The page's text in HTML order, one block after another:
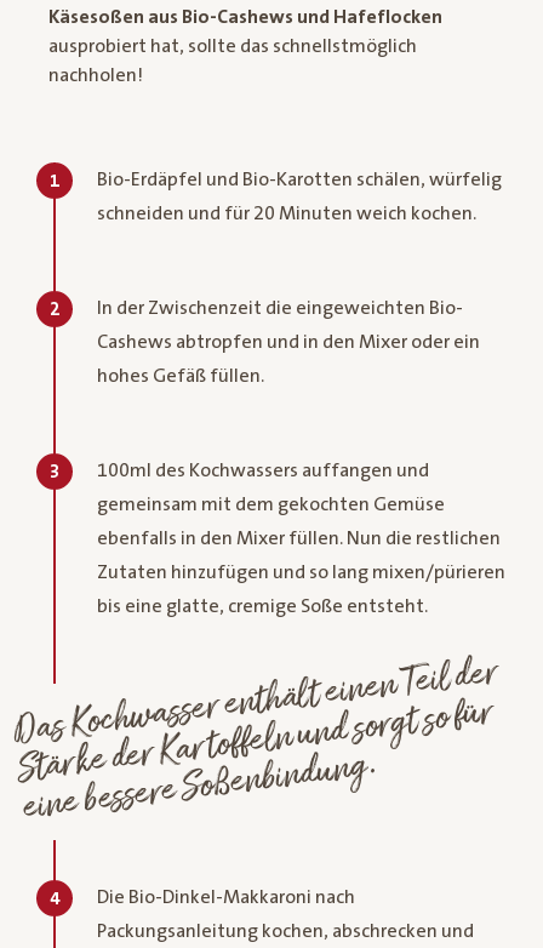
Käsesoßen aus Bio-Cashews und Hafeflocken
ausprobiert hat, sollte das schnellstmöglich
nachholen!
1
Bio-Erdäpfel und Bio-Karotten schälen, würfelig
schneiden und für 20 Minuten weich kochen.
2
In der Zwischenzeit die eingeweichten Bio-
Cashews abtropfen und in den Mixer oder ein
hohes Gefäß füllen.
3
100ml des Kochwassers auffangen und
gemeinsam mit dem gekochten Gemüse
ebenfalls in den Mixer füllen. Nun die restlichen
Zutaten hinzufügen und so lang mixen/pürieren
bis eine glatte, cremige Soße entsteht.
Das Koch
wasser enthält einen Teil der
Stärke der Kartoffeln und sorgt so für
eine bessere Soßenbindung.
4
Die Bio-Dinkel-Makkaroni nach
Packungsanleitung kochen, abschrecken und